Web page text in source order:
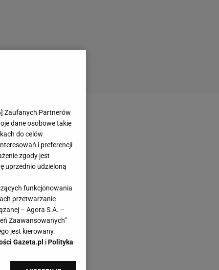
] Zaufanych Partnerów
dane osobowe takie
do celów
i preferencji
zgody jest
uprzednio udzieloną
funkcjonowania
przetwarzanie
– Agora S.A. –
Zaawansowanych”
jest kierowany.
Gazeta.pl iPolityka